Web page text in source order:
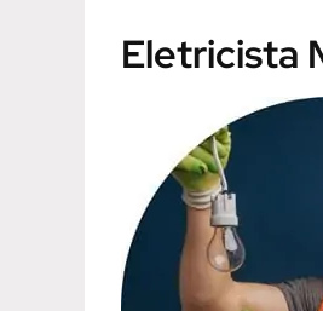
Eletricista